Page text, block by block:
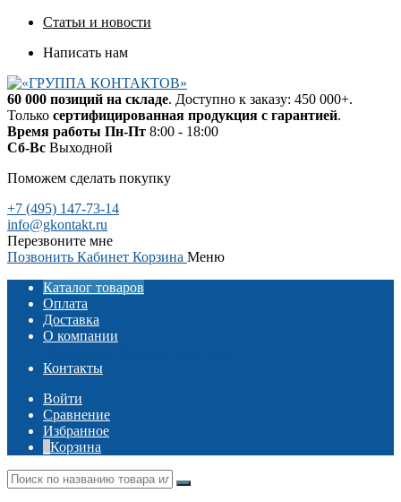
Статьи и новости
Написать нам
60 000 позиций на складе. Доступно к заказу: 450 000+.
Только сертифицированная продукция с гарантией.
Время работы Пн-Пт 8:00 - 18:00
Сб-Вс Выходной
Поможем сделать покупку
+7 (495) 147-73-14
info@gkontakt.ru
Перезвоните мне
Позвонить Кабинет Корзина Меню
Каталог товаров
Оплата
Доставка
О компании
Контакты
Войти
Сравнение
Избранное
Корзина